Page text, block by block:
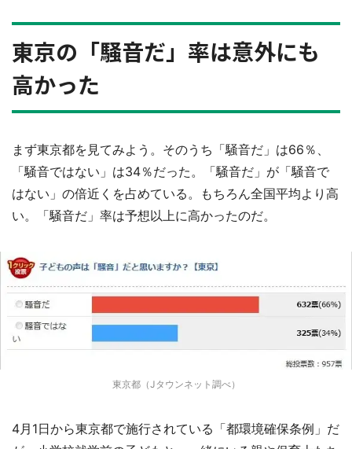
東京の「騒音だ」率は意外にも
高かった
まず東京都を見てみよう。そのうち「騒音だ」は66％、
「騒音ではない」は34％だった。「騒音だ」が「騒音で
はない」の倍近くを占めている。もちろん全国平均より高
い。「騒音だ」率は予想以上に高かったのだ。
東京都（Jタウンネット調べ）
4月1日から東京都で施行されている「都環境確保条例」だ